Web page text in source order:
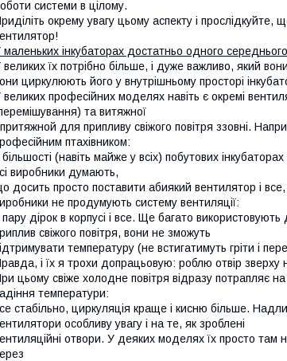
системи в цілому.
окрему увагу цьому аспекту і
маленьких інкубаторах достатньо одного
великих їх потрібно більше, і дуже важливо, який
циркулюють його у внутрішньому просторі
великих професійних моделях навіть є окремі
та витяжної
для припливу свіжого повітря ззовні.
птахівником:
більшості (навіть майже у всіх) побутових
виробники думають,
досить просто поставити абиякий вентилятор і
не продумують систему вентиляції:
пару дірок в корпусі і все. Ще багато
свіжого повітря, вони не зможуть
температуру (не встигатимуть гріти і
і їх я трохи допрацьовую: роблю отвір
цьому свіже холодне повітря відразу потрапляє
температури:
стабільно, циркуляція краще і кисню більше.
особливу увагу і на те, як зроблені
отвори. У деяких моделях їх просто там